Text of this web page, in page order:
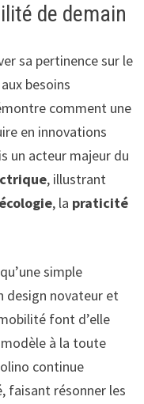
de demain
sa pertinence sur le
besoins
comment une
en innovations
un acteur majeur du
, illustrant
écologie, la praticité
simple
design novateur et
font d’elle
à la toute
continue
faisant résonner les